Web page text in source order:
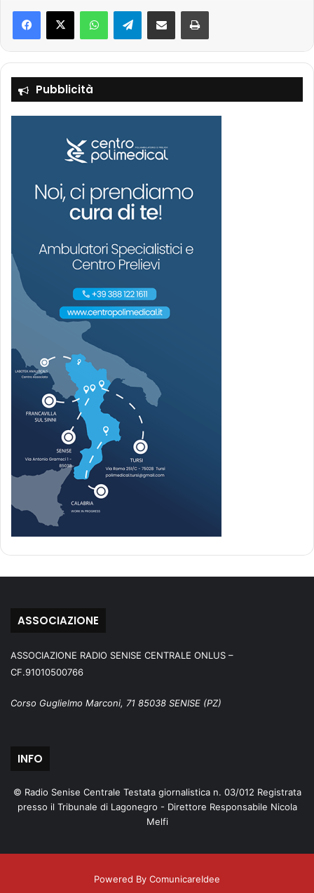
Telegram
Pubblicità
ASSOCIAZIONE
ASSOCIAZIONE RADIO SENISE CENTRALE ONLUS –
CF.91010500766
Corso Guglielmo Marconi, 71 85038 SENISE (PZ)
INFO
© Radio Senise Centrale Testata giornalistica n. 03/012 Registrata
presso il Tribunale di Lagonegro - Direttore Responsabile Nicola
Melfi
Powered By ComunicareIdee